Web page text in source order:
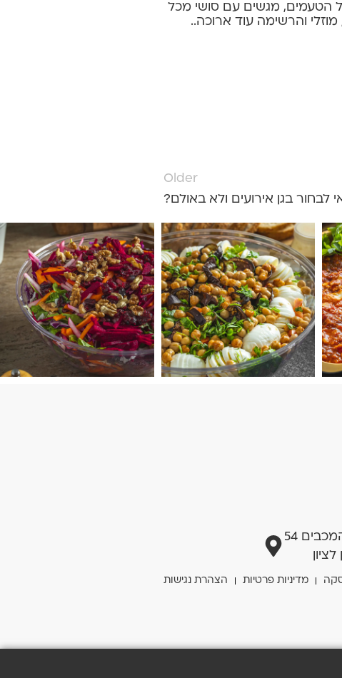
הטעמים, מגשים עם סושי מכל
מוזלי והרשימה עוד ארוכה..
Older
לבחור בגן אירועים ולא באולם?
54
מדיניות פרטיות הצהרת נגישות